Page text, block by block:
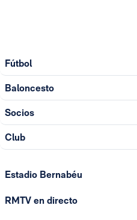
Fútbol
Baloncesto
Socios
Club
Estadio Bernabéu
RMTV en directo